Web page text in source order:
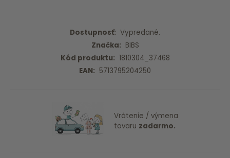
Dostupnosť: Vypredané.
Značka: BIBS
Kód produktu: 1810304_37468
EAN: 5713795204250
Vrátenie / výmena
tovaru zadarmo.